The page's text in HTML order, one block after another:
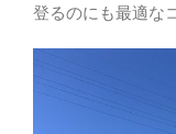
登るのにも最適な